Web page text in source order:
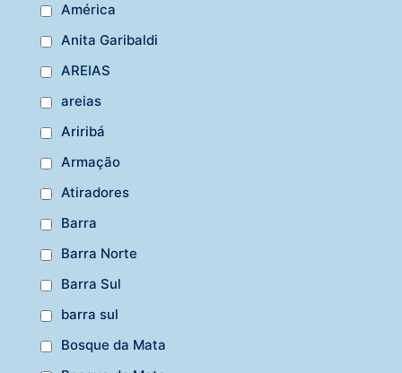
América
Anita Garibaldi
AREIAS
areias
Ariribá
Armação
Atiradores
Barra
Barra Norte
Barra Sul
barra sul
Bosque da Mata